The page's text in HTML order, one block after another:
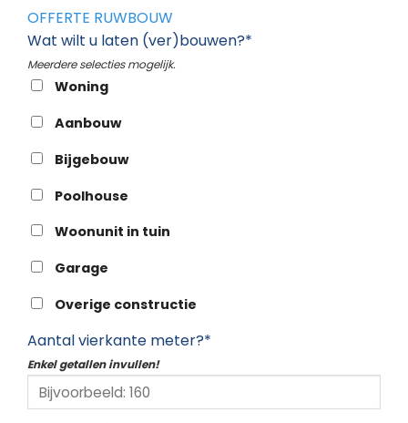
OFFERTE RUWBOUW
Wat wilt u laten (ver)bouwen?*
Meerdere selecties mogelijk.
Woning
Aanbouw
Bijgebouw
Poolhouse
Woonunit in tuin
Garage
Overige constructie
Aantal vierkante meter?*
Enkel getallen invullen!